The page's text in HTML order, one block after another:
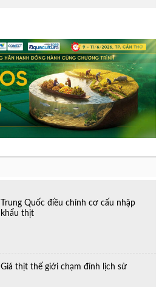
Trung Quốc điều chỉnh cơ cấu nhập
khẩu thịt
Giá thịt thế giới chạm đỉnh lịch sử